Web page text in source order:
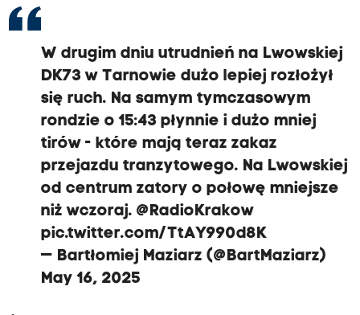
W drugim dniu utrudnień na Lwowskiej
DK73 w Tarnowie dużo lepiej rozłożył
się ruch. Na samym tymczasowym
rondzie o 15:43 płynnie i dużo mniej
tirów - które mają teraz zakaz
przejazdu tranzytowego. Na Lwowskiej
od centrum zatory o połowę mniejsze
niż wczoraj. @RadioKrakow
pic.twitter.com/TtAY990d8K
— Bartłomiej Maziarz (@BartMaziarz)
May 16, 2025